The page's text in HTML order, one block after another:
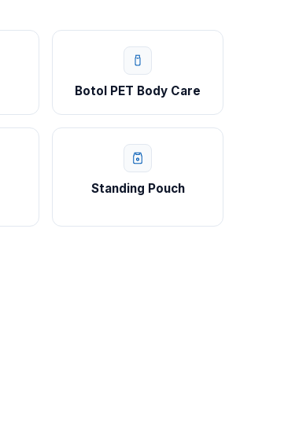
Botol PET Body Care
Standing Pouch